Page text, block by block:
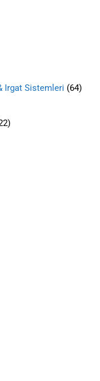
Irgat Sistemleri
64